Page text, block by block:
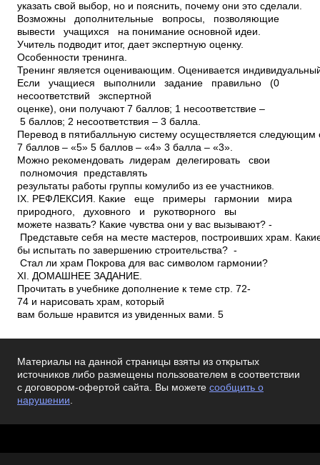
указать свой выбор, но и пояснить, почему они это сделали.
Возможны дополнительные вопросы, позволяющие
вывести учащихся на понимание основной идеи.
Учитель подводит итог, дает экспертную оценку.
Особенности тренинга.
Тренинг является оценивающим. Оценивается
Если учащиеся выполнили задание правильно (0
несоответствий экспертной
оценке), они получают 7 баллов; 1 несоответствие –
5 баллов; 2 несоответствия – 3 балла.
Перевод в пятибалльную систему осуществляется следующим
7 баллов – «5» 5 баллов – «4» 3 балла – «3».
Можно рекомендовать лидерам делегировать свои
полномочия представлять
результаты работы группы кому­либо из ее участников.
IX. РЕФЛЕКСИЯ. ­Какие еще примеры гармонии мира
природного, духовного и рукотворного вы
можете назвать? ­Какие чувства они у вас вызывают? ­
Представьте себя на месте мастеров, построивших храм.
бы испытать по завершению строительства? ­
Стал ли храм Покрова для вас символом гармонии?
XI. ДОМАШНЕЕ ЗАДАНИЕ.
Прочитать в учебнике дополнение к теме стр. 72­
74 и нарисовать храм, который
вам больше нравится из увиденных вами. 5
Материалы на данной страницы взяты из открытых
источников либо размещены пользователем в соответствии
с договором-офертой сайта. Вы можете сообщить о
нарушении.